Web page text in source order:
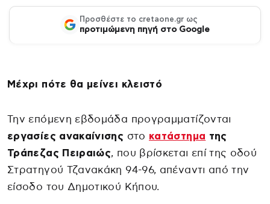
Προσθέστε το cretaone.gr ως
προτιμώμενη πηγή στο Google
Μέχρι πότε θα μείνει κλειστό
Την επόμενη εβδομάδα προγραμματίζονται
εργασίες ανακαίνισης στο κατάστημα της
Τράπεζας Πειραιώς, που βρίσκεται επί της οδού
Στρατηγού Τζανακάκη 94-96, απέναντι από την
είσοδο του Δημοτικού Κήπου.